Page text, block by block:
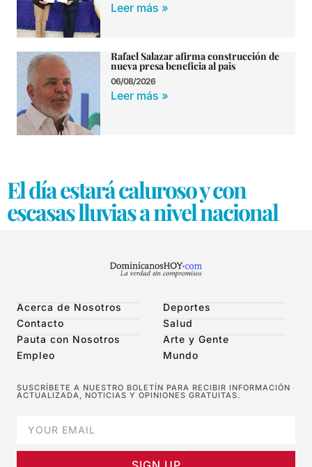
Leer más »
Rafael Salazar afirma construcción de
nueva presa beneficia al pais
06/08/2026
Leer más »
El día estará caluroso y con
escasas lluvias a nivel nacional
Acerca de Nosotros
Contacto
Pauta con Nosotros
Empleo
Deportes
Salud
Arte y Gente
Mundo
SUSCRÍBETE A NUESTRO BOLETÍN PARA RECIBIR INFORMACIÓN
ACTUALIZADA, NOTICIAS Y OPINIONES GRATUITAS.